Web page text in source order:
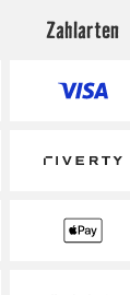
Zahlarten